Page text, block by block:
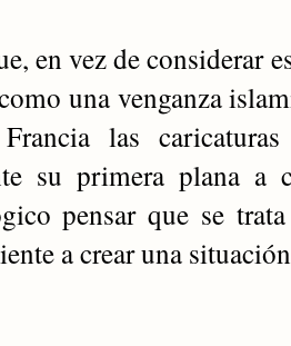
en vez de considerar
una venganza
las
su primera plana a
pensar que se
a crear una